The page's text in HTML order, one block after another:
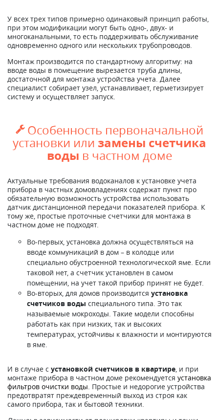
У всех трех типов примерно одинаковый принцип работы,
при этом модификации могут быть одно-, двух- и
многоканальными, то есть поддерживать обслуживание
одновременно одного или нескольких трубопроводов.
Монтаж производится по стандартному алгоритму: на
вводе воды в помещение вырезается труба длины,
достаточной для монтажа устройства учета. Далее
специалист собирает узел, устанавливает, герметизирует
систему и осуществляет запуск.
 Особенность первоначальной
установки или замены счетчика
воды в частном доме
Актуальные требования водоканалов к установке учета
прибора в частных домовладениях содержат пункт про
обязательную возможность устройства использовать
датчик дистанционной передачи показателей прибора. К
тому же, простые проточные счетчики для монтажа в
частном доме не подходят.
Во-первых, установка должна осуществляться на
вводе коммуникаций в дом – в колодце или
специально обустроенной технологической яме. Если
таковой нет, а счетчик установлен в самом
помещении, на учет такой прибор принят не будет.
Во-вторых, для домов производится установка
счетчиков воды специального типа. Это так
называемые мокроходы. Такие модели способны
работать как при низких, так и высоких
температурах, устойчивы к влажности и монтируются
в яме.
И в случае с установкой счетчиков в квартире, и при
монтаже прибора в частном доме рекомендуется установка
фильтров очистки воды. Простые и недорогие устройства
предотвратят преждевременный выход из строя как
самого прибора, так и бытовой техники.